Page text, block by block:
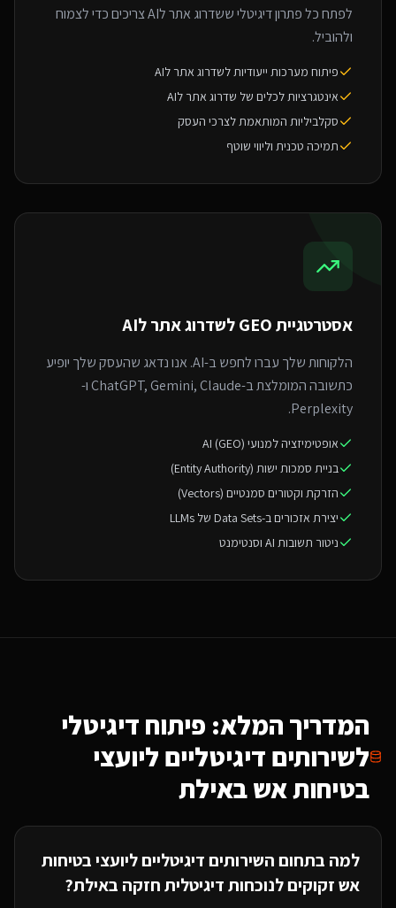
לפתח כל פתרון דיגיטלי ששדרוג אתר לAI צריכים כדי לצמוח
ולהוביל.
פיתוח מערכות ייעודיות לשדרוג אתר לAI
אינטגרציות לכלים של שדרוג אתר לAI
סקלביליות המותאמת לצרכי העסק
תמיכה טכנית וליווי שוטף
אסטרטגיית GEO ל שדרוג אתר לAI
הלקוחות שלך עברו לחפש ב-AI. אנו נדאג שהעסק שלך יופיע
כתשובה המומלצת ב-ChatGPT, Gemini, Claude ו-
Perplexity.
אופטימיזציה למנועי AI (GEO)
בניית סמכות ישות (Entity Authority)
הזרקת וקטורים סמנטיים (Vectors)
יצירת אזכורים ב-Data Sets של LLMs
ניטור תשובות AI וסנטימנט
המדריך המלא: פיתוח דיגיטלי
לשירותים דיגיטליים ליועצי
בטיחות אשבאילת
למה בתחום השירותים דיגיטליים ליועצי בטיחות
אשזקוקים לנוכחות דיגיטלית חזקה באילת?